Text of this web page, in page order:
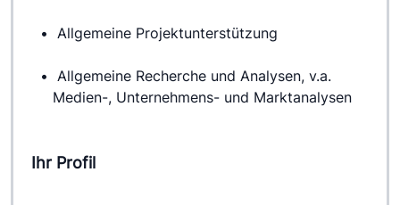
Allgemeine Projektunterstützung
Allgemeine Recherche und Analysen, v.a.
Medien-, Unternehmens- und Marktanalysen
Ihr Profil